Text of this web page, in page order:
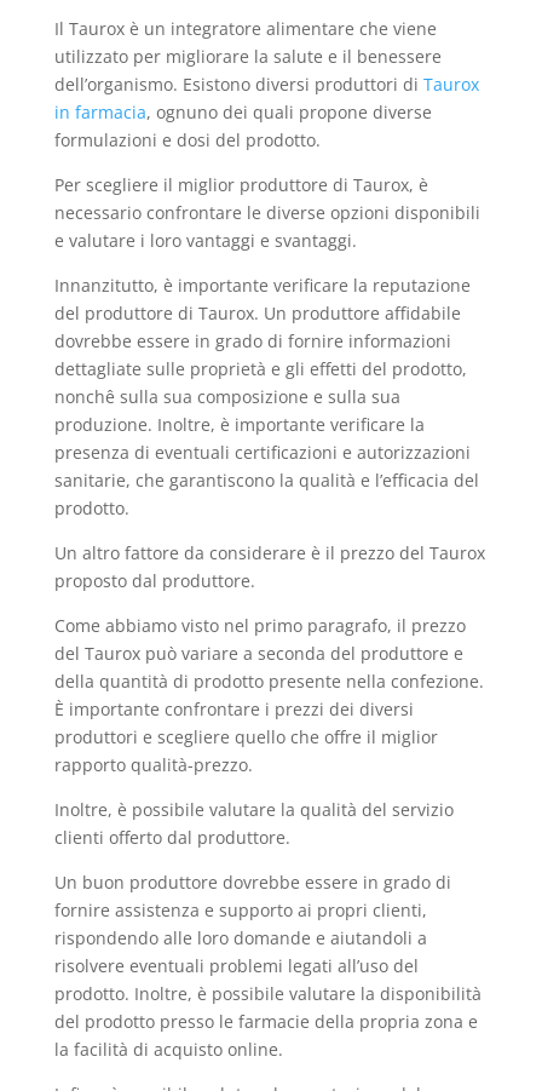
Il Taurox è un integratore alimentare che viene
utilizzato per migliorare la salute e il benessere
dell’organismo. Esistono diversi produttori di Taurox
in farmacia, ognuno dei quali propone diverse
formulazioni e dosi del prodotto.
Per scegliere il miglior produttore di Taurox, è
necessario confrontare le diverse opzioni disponibili
e valutare i loro vantaggi e svantaggi.
Innanzitutto, è importante verificare la reputazione
del produttore di Taurox. Un produttore affidabile
dovrebbe essere in grado di fornire informazioni
dettagliate sulle proprietà e gli effetti del prodotto,
nonchê sulla sua composizione e sulla sua
produzione. Inoltre, è importante verificare la
presenza di eventuali certificazioni e autorizzazioni
sanitarie, che garantiscono la qualità e l’efficacia del
prodotto.
Un altro fattore da considerare è il prezzo del Taurox
proposto dal produttore.
Come abbiamo visto nel primo paragrafo, il prezzo
del Taurox può variare a seconda del produttore e
della quantità di prodotto presente nella confezione.
È importante confrontare i prezzi dei diversi
produttori e scegliere quello che offre il miglior
rapporto qualità-prezzo.
Inoltre, è possibile valutare la qualità del servizio
clienti offerto dal produttore.
Un buon produttore dovrebbe essere in grado di
fornire assistenza e supporto ai propri clienti,
rispondendo alle loro domande e aiutandoli a
risolvere eventuali problemi legati all’uso del
prodotto. Inoltre, è possibile valutare la disponibilità
del prodotto presso le farmacie della propria zona e
la facilità di acquisto online.